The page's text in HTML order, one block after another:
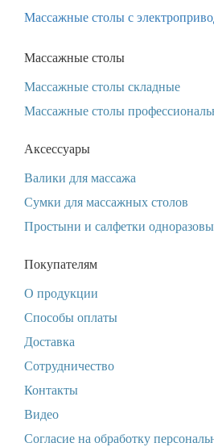
Массажные столы с
Массажные столы
Массажные столы складные
Массажные столы
Аксессуары
Валики для массажа
Сумки для массажных столов
Простыни и салфетки
Покупателям
О продукции
Способы оплаты
Доставка
Сотрудничество
Контакты
Видео
Согласие на обработку